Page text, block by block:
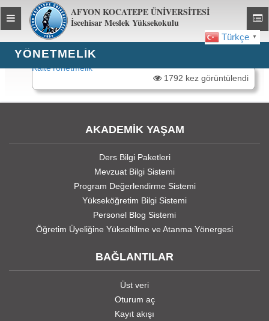
AFYON KOCATEPE ÜNİVERSİTESİ
İscehisar Meslek Yüksekokulu
Toggle
global
navigation
Türkçe ▼
YÖNETMELIK
KaiteYonetmelik
1792 kez görüntülendi
AKADEMİK YAŞAM
Ders Bilgi Paketleri
Mevzuat Bilgi Sistemi
Program Değerlendirme Sistemi
Yükseköğretim Bilgi Sistemi
Personel Blog Sistemi
Öğretim Üyeliğine Yükseltilme ve Atanma Yönergesi
BAĞLANTILAR
Üst veri
Oturum aç
Kayıt akışı